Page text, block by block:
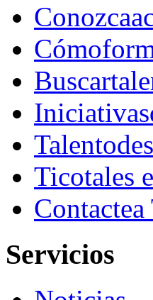
Conozca
Cómo
Buscar
Iniciativas
Talento
Ticotales
Contacte
Servicios